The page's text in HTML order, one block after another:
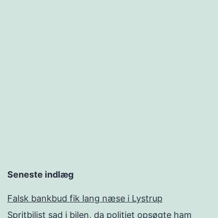
Seneste indlæg
Falsk bankbud fik lang næse i Lystrup
Spritbilist sad i bilen, da politiet opsøgte ham